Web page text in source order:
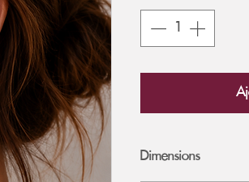
Dimensions